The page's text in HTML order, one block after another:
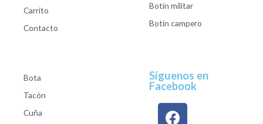
Carrito
Contacto
Botín militar
Botín campero
Bota
Tacón
Cuña
Síguenos en
Facebook